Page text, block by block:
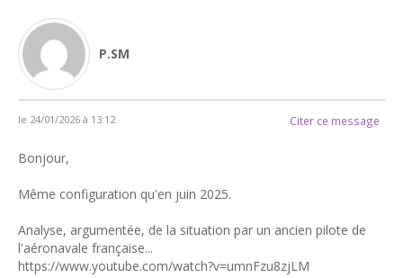
P.SM
le 24/01/2026 à 13:12 Citer ce message
Bonjour,
Même configuration qu'en juin 2025.
Analyse, argumentée, de la situation par un ancien pilote de
l'aéronavale française...
https://www.youtube.com/watch?v=umnFzu8zjLM